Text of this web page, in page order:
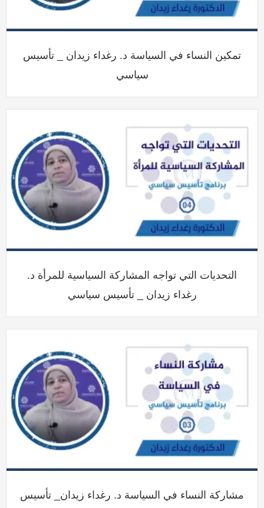
تمكين النساء في السياسة د. رغداء زيدان _ تأسيس
سياسي
التحديات التي تواجه المشاركة السياسية للمرأة د.
رغداء زيدان _ تأسيس سياسي
مشاركة النساء في السياسة د. رغداء زيدان_ تأسيس